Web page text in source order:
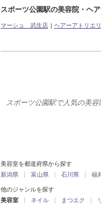
スポーツ公園駅の美容院・ヘ
マーシュ 武生店 ヘアーアトリエ
スポーツ公園駅で人気の美
美容室を都道府県から探す
新潟県
富山県 石川県 福
他のジャンルを探す
美容室
ネイル まつエク